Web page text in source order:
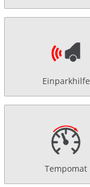
Einparkhilfe
Tempomat